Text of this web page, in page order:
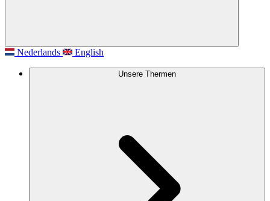
Nederlands English
Unsere Thermen